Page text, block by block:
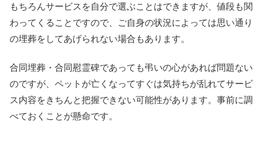
もちろんサービスを自分で選ぶことはできますが、値段も関
わってくることですので、ご自身の状況によっては思い通り
の埋葬をしてあげられない場合もあります。
合同埋葬・合同慰霊碑であっても弔いの心があれば問題ない
のですが、ペットが亡くなってすぐは気持ちが乱れてサービ
ス内容をきちんと把握できない可能性があります。事前に調
べておくことが懸命です。